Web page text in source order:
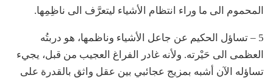
المحموم الى ما وراء انتظام الأشياء ليتعرَّف الى ناظِمِها.
5 – تساؤل الحكيم عن جاعل الأشياء وناظمها، هو دربتُه
العظمى الى حَيْرته. ولأنه غادر الفراغ العجيب من قبل، يجيء
تساؤله الآن أشبه بمزيج عجائبي بين عقل واثق بالقدرة على